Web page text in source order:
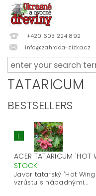
+420 603 224 892
info@zahrada-zizka.cz
TATARICUM
BESTSELLERS
1.
ACER TATARICUM 'HOT
STOCK
Javor tatarský 'Hot
vzrůstu s nápadnými...